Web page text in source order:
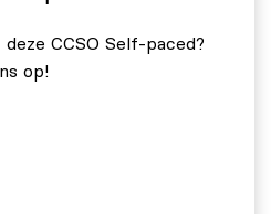
CCSO Self-paced?
op!